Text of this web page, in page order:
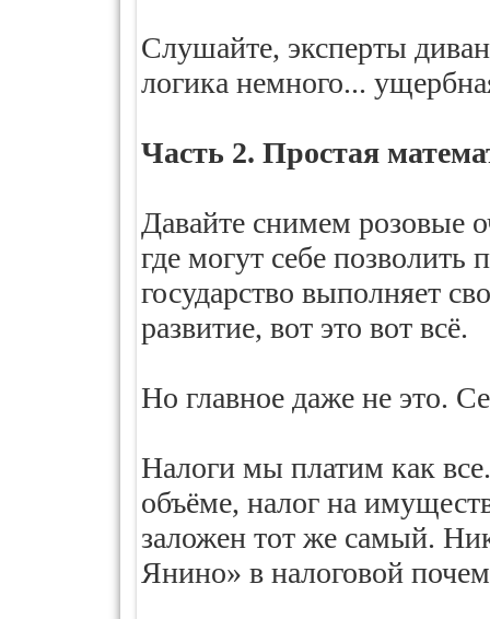
Слушайте, эксперты
логика немного...
Часть 2. Простая
Давайте снимем розовые
где могут себе позволить
государство выполняет
развитие, вот это вот всё.
Но главное даже не это.
Налоги мы платим как
объёме, налог на
заложен тот же самый.
Янино» в налоговой